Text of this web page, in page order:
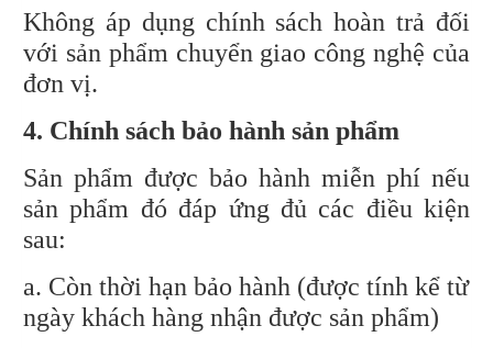
Không áp dụng chính sách hoàn trả đối
với sản phẩm chuyển giao công nghệ của
đơn vị.
4. Chính sách bảo hành sản phẩm
Sản phẩm được bảo hành miễn phí nếu
sản phẩm đó đáp ứng đủ các điều kiện
sau:
a. Còn thời hạn bảo hành (được tính kể từ
ngày khách hàng nhận được sản phẩm)